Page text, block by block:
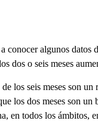
conocer algunos datos
dos o seis meses
los seis meses son
los dos meses son un
en todos los ámbitos,